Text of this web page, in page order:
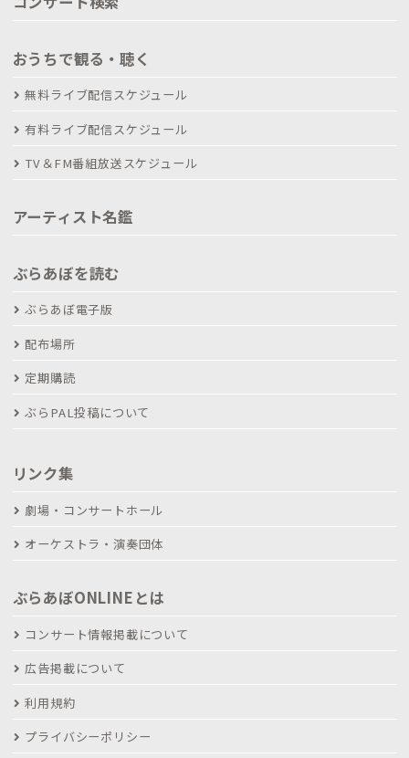
おうちで観る・聴く
無料ライブ配信スケジュール
有料ライブ配信スケジュール
TV＆FM番組放送スケジュール
アーティスト名鑑
ぶらあぼを読む
ぶらあぼ電子版
配布場所
定期購読
ぶらPAL投稿について
リンク集
劇場・コンサートホール
オーケストラ・演奏団体
ぶらあぼONLINEとは
コンサート情報掲載について
広告掲載について
利用規約
プライバシーポリシー